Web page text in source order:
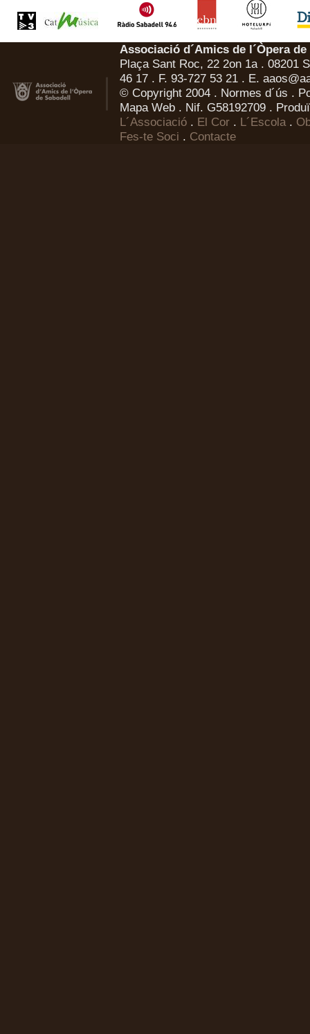
Associació d´Amics de l´Òpera
Plaça Sant Roc, 22 2on 1a . 08201
46 17 . F. 93-727 53 21 . E.
© Copyright 2004 . Normes d´ús .
Mapa Web . Nif. G58192709 .
L´Associació . El Cor . L´Escola.
Fes-te Soci . Contacte